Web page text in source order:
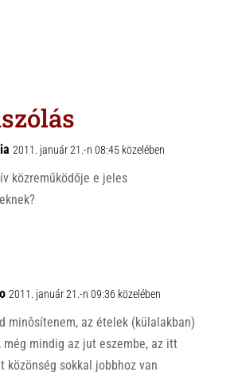
2011. január 21.-n 08:45 közelében
közreműködője e jeles
2011. január 21.-n 09:36 közelében
minôsítenem, az ételek (külalakban)
mindig az jut eszembe, az itt
közönség sokkal jobbhoz van